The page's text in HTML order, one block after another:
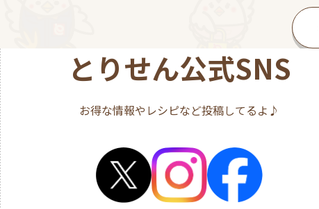
とりせん公式SNS
お得な情報やレシピなど投稿してるよ♪